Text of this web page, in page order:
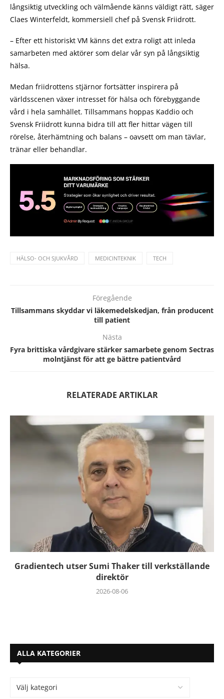
långsiktig utveckling och välmående känns väldigt rätt, säger
Claes Winterfeldt, kommersiell chef på Svensk Friidrott.
– Efter ett historiskt VM känns det extra roligt att inleda
samarbeten med aktörer som delar vår syn på långsiktig
hälsa.
Medan friidrottens stjärnor fortsätter inspirera på
världsscenen växer intresset för hälsa och förebyggande
vård i hela samhället. Tillsammans hoppas Kaddio och
Svensk Friidrott kunna bidra till att fler hittar vägen till
rörelse, återhämtning och balans – oavsett om man tävlar,
tränar eller behandlar.
HÄLSO- OCH SJUKVÅRD MEDICINTEKNIK TECH
Föregående
Tillsammans skyddar vi läkemedelskedjan, från producent
till patient
Nästa
Fyra brittiska vårdgivare stärker samarbete genom Sectras
molntjänst för att ge bättre patientvård
RELATERADE ARTIKLAR
Gradientech utser Sumi Thaker till verkställande
direktör
2026-08-06
ALLA KATEGORIER